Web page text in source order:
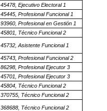
45478, Ejecutivo Electoral 1
45445, Profesional Funcional 1
93960, Profesional en Gestión 1
45801, Técnico Funcional 2
45732, Asistente Funcional 1
45743, Profesional Funcional 2
86298, Profesional Ejecutor 3
45701, Profesional Ejecutor 3
45804, Técnico Funcional 2
370755, Técnico Funcional 2
368688, Técnico Funcional 2